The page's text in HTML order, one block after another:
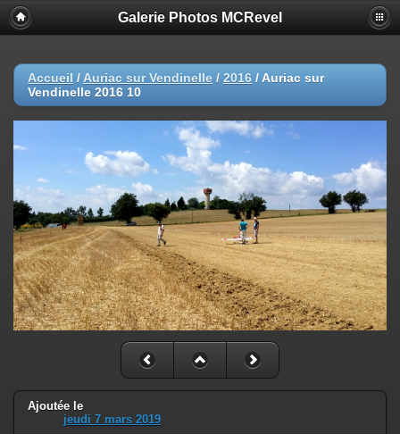
Galerie Photos MCRevel
Accueil / Auriac sur Vendinelle / 2016 / Auriac sur
Vendinelle 2016 10
Ajoutée le
jeudi 7 mars 2019